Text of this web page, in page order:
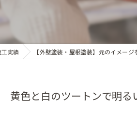
戸建て
工実績 【外壁塗装・屋根塗装】元のイメー
色と白のツートンで明る